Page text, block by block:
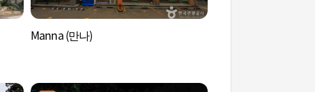
Manna (만나)